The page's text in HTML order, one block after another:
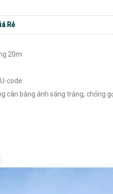
Rẻ
20m
code
cân bằng ánh sáng trắng, chống